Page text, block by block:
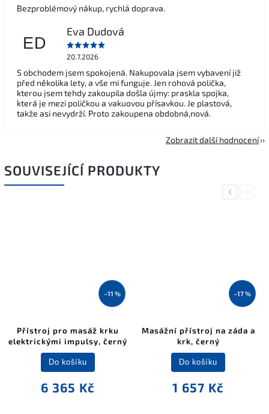
Bezproblémový nákup, rychlá doprava.
ED
Eva Dudová
20.7.2026
S obchodem jsem spokojená. Nakupovala jsem vybavení již
před několika lety, a vše mi funguje. Jen rohová polička,
kterou jsem tehdy zakoupila došla újmy: praskla spojka,
která je mezi poličkou a vakuovou přísavkou. Je plastová,
takže asi nevydrží. Proto zakoupena obdobná,nová.
Zobrazit další hodnocení
SOUVISEJÍCÍ PRODUKTY
Previous
–11 %
Přístroj pro masáž krku
elektrickými impulsy, černý
6 365 Kč
Do košíku
–17 %
Masážní přístroj na záda a
krk, černý
1 657 Kč
Do košíku
Next